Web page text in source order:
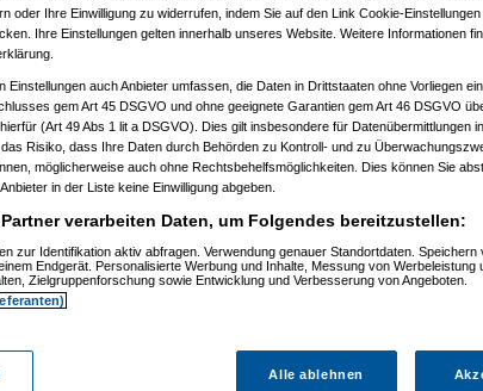
am 11.07.2006, 13:41:09)
Nagelfar
oder Ihre Einwilligung zu widerrufen, indem Sie auf den Link Cookie-
Ihre Einstellungen gelten innerhalb unseres Website. Weitere Informationen
Einstellungen auch Anbieter umfassen, die Daten in Drittstaaten ohne Vorliegen
gem Art 45 DSGVO und ohne geeignete Garantien gem Art 46 DSGVO
(Art 49 Abs 1 lit a DSGVO). Dies gilt insbesondere für Datenübermittlungen
Risiko, dass Ihre Daten durch Behörden zu Kontroll- und zu
möglicherweise auch ohne Rechtsbehelfsmöglichkeiten. Dies können Sie
in der Liste keine Einwilligung abgeben.
verarbeiten Daten, um Folgendes bereitzustellen:
zur Identifikation aktiv abfragen. Verwendung genauer Standortdaten. Speichern
Endgerät. Personalisierte Werbung und Inhalte, Messung von Werbeleistung
Zielgruppenforschung sowie Entwicklung und Verbesserung von Angeboten.
Alle ablehnen